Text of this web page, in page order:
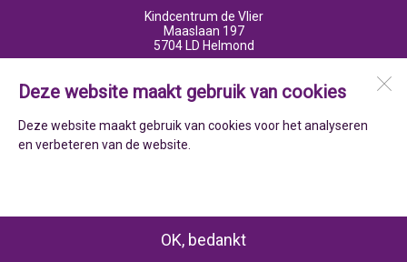
Deze website maakt gebruik van cookies
Deze website maakt gebruik van cookies voor het analyseren
en verbeteren van de website.
OK, bedankt
Kindcentrum de Vlier
Maaslaan 197
5704 LD Helmond
Open desktopversie
ZUSeF vormgeving |